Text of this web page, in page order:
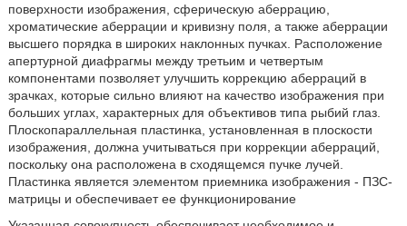
поверхности изображения, сферическую аберрацию,
хроматические аберрации и кривизну поля, а также аберрации
высшего порядка в широких наклонных пучках. Расположение
апертурной диафрагмы между третьим и четвертым
компонентами позволяет улучшить коррекцию аберраций в
зрачках, которые сильно влияют на качество изображения при
больших углах, характерных для объективов типа рыбий глаз.
Плоскопараллельная пластинка, установленная в плоскости
изображения, должна учитываться при коррекции аберраций,
поскольку она расположена в сходящемся пучке лучей.
Пластинка является элементом приемника изображения - ПЗС-
матрицы и обеспечивает ее функционирование